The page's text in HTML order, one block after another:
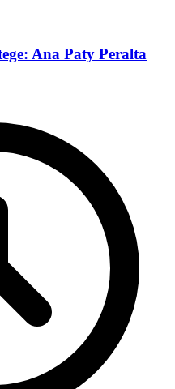
Ana Paty Peralta